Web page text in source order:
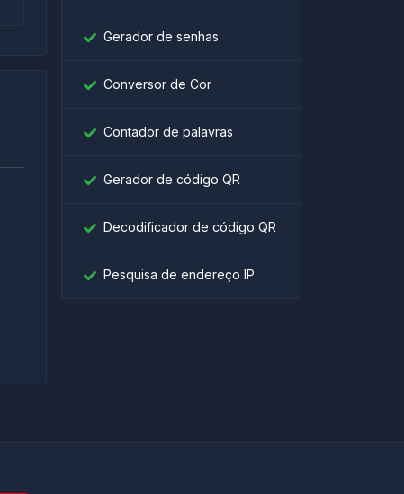
Gerador de senhas
Conversor de Cor
Contador de palavras
Gerador de código QR
Decodificador de código QR
Pesquisa de endereço IP